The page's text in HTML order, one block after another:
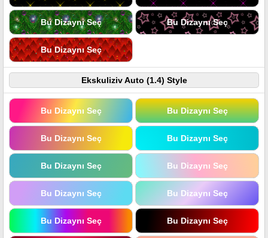
Bu Dizaynı Seç Bu Dizaynı Seç
Bu Dizaynı Seç
Ekskuliziv Auto (1.4) Style
Bu Dizaynı Seç Bu Dizaynı Seç
Bu Dizaynı Seç Bu Dizaynı Seç
Bu Dizaynı Seç Bu Dizaynı Seç
Bu Dizaynı Seç Bu Dizaynı Seç
Bu Dizaynı Seç Bu Dizaynı Seç